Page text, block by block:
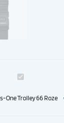
Decent
One
One Trolley 66 Roze